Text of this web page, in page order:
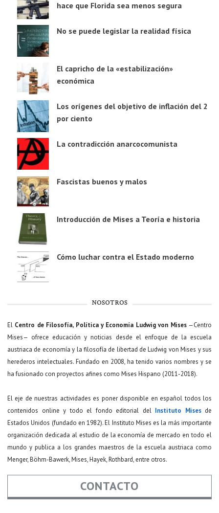
hace que Florida sea menos segura
No se puede legislar la realidad física
El capricho de la «estabilización»
económica
Los orígenes del objetivo de inflación del 2
por ciento
La contradicción anarcocomunista
Fascistas buenos y malos
Introducción de Mises a Teoría e historia
Cómo luchar contra el Estado moderno
NOSOTROS
El Centro de Filosofía, Política y Economía Ludwig von Mises—Centro
Mises— ofrece educación y noticias desde el enfoque de la escuela
austriaca de economía y la filosofía de libertad de Ludwig von Mises y sus
herederos intelectuales. Fundado en 2008, ha tenido varios nombres y se
ha fusionado con proyectos afines como Mises Hispano (2011-2018).
El eje de nuestras actividades es poner disponible en español todos los
contenidos online y todo el fondo editorial del Instituto Misesde
Estados Unidos (fundado en 1982). El Instituto Mises es la más importante
organización dedicada al estudio de la economía de mercado en todo el
mundo y publica a los grandes maestros de la escuela austriaca como
Menger, Böhm-Bawerk, Mises, Hayek, Rothbard, entre otros.
CONTACTO